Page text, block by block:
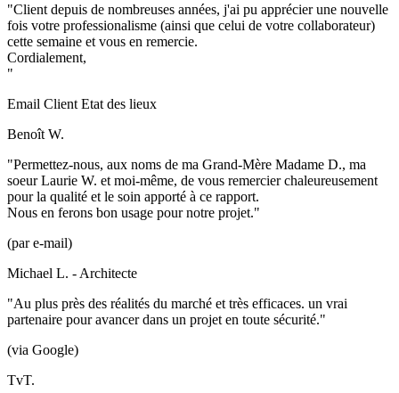
"Client depuis de nombreuses années, j'ai pu apprécier une nouvelle
fois votre professionalisme (ainsi que celui de votre collaborateur)
cette semaine et vous en remercie.
Cordialement,
"
Email Client Etat des lieux
Benoît W.
"Permettez-nous, aux noms de ma Grand-Mère Madame D., ma
soeur Laurie W. et moi-même, de vous remercier chaleureusement
pour la qualité et le soin apporté à ce rapport.
Nous en ferons bon usage pour notre projet."
(par e-mail)
Michael L. - Architecte
"Au plus près des réalités du marché et très efficaces. un vrai
partenaire pour avancer dans un projet en toute sécurité."
(via Google)
TvT.